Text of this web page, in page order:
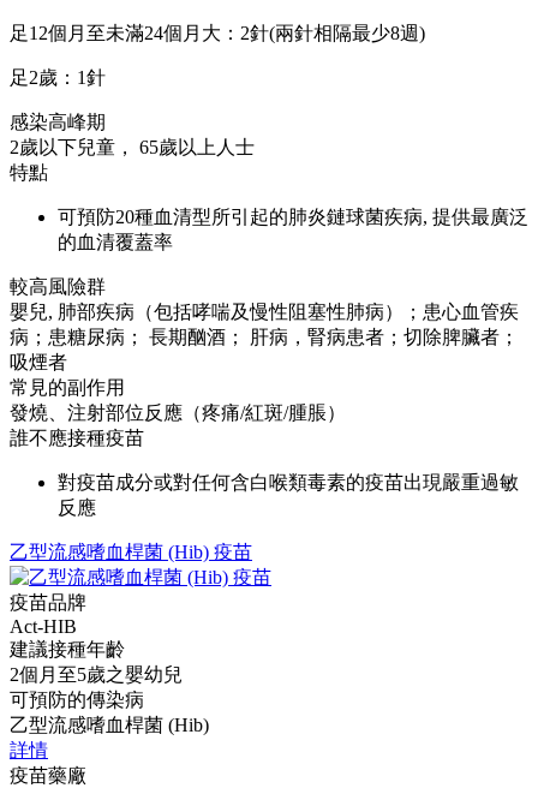
足12個月至未滿24個月大：2針(兩針相隔最少8週)
足2歲：1針
感染高峰期
2歲以下兒童， 65歲以上人士
特點
可預防20種血清型所引起的肺炎鏈球菌疾病, 提供最廣泛
的血清覆蓋率
較高風險群
嬰兒, 肺部疾病（包括哮喘及慢性阻塞性肺病）；患心血管疾
病；患糖尿病； 長期酗酒； 肝病，腎病患者；切除脾臟者；
吸煙者
常見的副作用
發燒、注射部位反應（疼痛/紅斑/腫脹）
誰不應接種疫苗
對疫苗成分或對任何含白喉類毒素的疫苗出現嚴重過敏
反應
乙型流感嗜血桿菌 (Hib) 疫苗
疫苗品牌
Act-HIB
建議接種年齡
2個月至5歲之嬰幼兒
可預防的傳染病
乙型流感嗜血桿菌 (Hib)
詳情
疫苗藥廠